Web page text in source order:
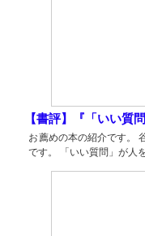
【書評】『「いい質
お薦めの本の紹介です。
です。 「いい質問」が人